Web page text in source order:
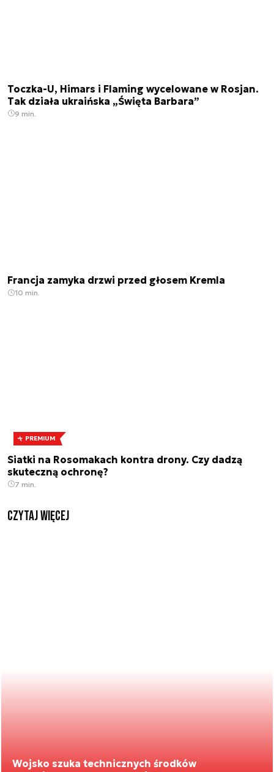
Toczka-U, Himars i Flaming wycelowane w Rosjan.
Tak działa ukraińska „Święta Barbara”
9 min.
Francja zamyka drzwi przed głosem Kremla
10 min.
PREMIUM
Siatki na Rosomakach kontra drony. Czy dadzą
skuteczną ochronę?
7 min.
czytaj więcej
Wojsko szuka technicznych środków